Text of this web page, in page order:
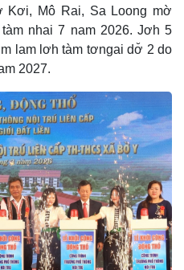
Kơi, Mô Rai, Sa Loong mờ
nhai 7 nam 2026. Jơh 5
lam lơh tàm tơngai dơ̆ 2 do
2027.